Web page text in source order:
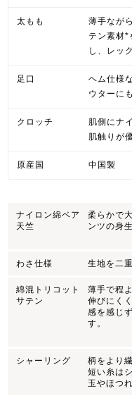
太もも
薄手なが
テン素材*
し、レッ
足口
ヘム仕様
ウターに
クロッチ
肌側にナ
肌触りが
原産国 中国製
ナイロン綿ベア
天竺
柔らかで
ンツの身
わさ仕様 生地を二
綿混トリコット
サテン
薄手で程
伸びにく
感を感じ
す。
シャーリング
柄をより
短い糸は
玉やほつ